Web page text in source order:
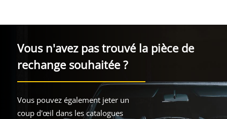
Vous n'avez pas trouvé la pièce de
rechange souhaitée ?
Vous pouvez également jeter un
coup d'œil dans les catalogues